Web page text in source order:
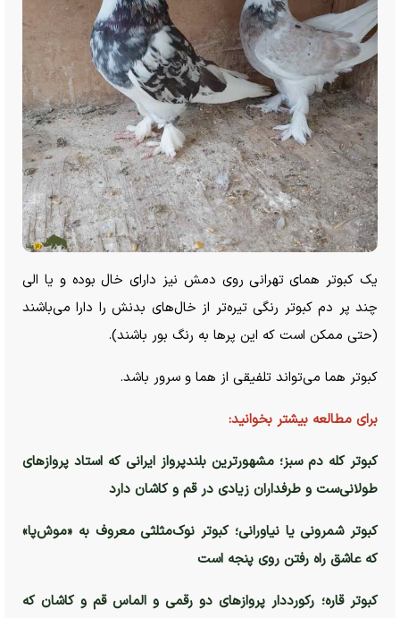
یک کبوتر همای تهرانی روی دمش نیز دارای خال بوده و یا الی
چند پر دم کبوتر رنگی تیره‌تر از خال‌های بدنش را دارا می‌باشند
(حتی ممکن است که این پر‌ها به رنگ بور باشند).
کبوتر هما می‌تواند تلفیقی از هما و سرور باشد.
برای مطالعه بیشتر بخوانید:
کبوتر کله دم سبز؛ مشهورترین بلندپرواز ایرانی که استاد پرواز‌های
طولانی‌ست و طرفداران زیادی در قم و کاشان دارد
کبوتر شمرونی یا نیاورانی؛ کبوتر نوک‌مثلثی معروف به «موش‌پا»
که عاشق راه رفتن روی پنجه است
کبوتر قاره؛ رکورددار پرواز‌های دو رقمی و الماس قم و کاشان که